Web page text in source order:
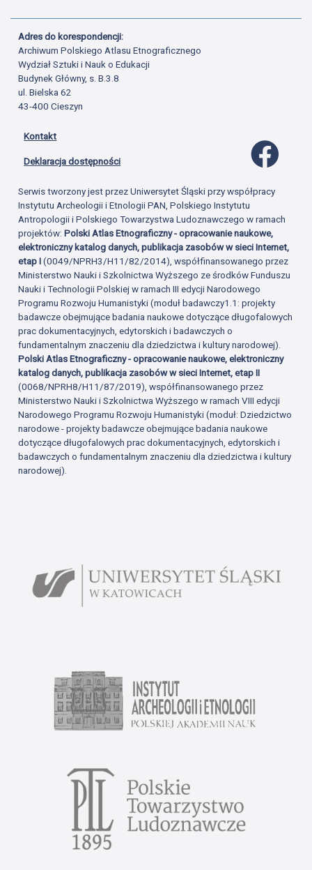
Adres do korespondencji:
Archiwum Polskiego Atlasu Etnograficznego
Wydział Sztuki i Nauk o Edukacji
Budynek Główny, s. B.3.8
ul. Bielska 62
43-400 Cieszyn
Kontakt
Deklaracja dostępności
Serwis tworzony jest przez Uniwersytet Śląski przy współpracy
Instytutu Archeologii i Etnologii PAN, Polskiego Instytutu
Antropologii i Polskiego Towarzystwa Ludoznawczego w ramach
projektów:Polski Atlas Etnograficzny - opracowanie naukowe,
elektroniczny katalog danych, publikacja zasobów w sieci Internet,
etap I(0049/NPRH3/H11/82/2014), współfinansowanego przez
Ministerstwo Nauki i Szkolnictwa Wyższego ze środków Funduszu
Nauki i Technologii Polskiej w ramach III edycji Narodowego
Programu Rozwoju Humanistyki (moduł badawczy1.1: projekty
badawcze obejmujące badania naukowe dotyczące długofalowych
prac dokumentacyjnych, edytorskich i badawczych o
fundamentalnym znaczeniu dla dziedzictwa i kultury narodowej).
Polski Atlas Etnograficzny - opracowanie naukowe, elektroniczny
katalog danych, publikacja zasobów w sieci Internet, etap II
(0068/NPRH8/H11/87/2019), współfinansowanego przez
Ministerstwo Nauki i Szkolnictwa Wyższego w ramach VIII edycji
Narodowego Programu Rozwoju Humanistyki (moduł: Dziedzictwo
narodowe - projekty badawcze obejmujące badania naukowe
dotyczące długofalowych prac dokumentacyjnych, edytorskich i
badawczych o fundamentalnym znaczeniu dla dziedzictwa i kultury
narodowej).